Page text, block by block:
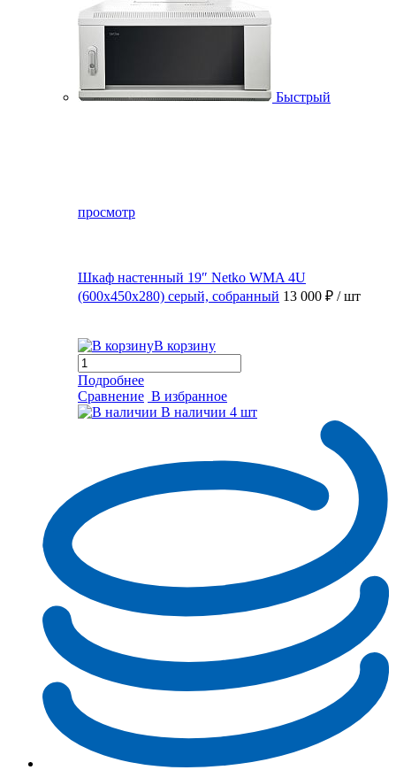
Быстрый
просмотр
Шкаф настенный 19″ Netko WMA 4U
(600x450x280) серый, собранный 13 000 ₽ / шт
В корзину
Подробнее
Сравнение В избранное
В наличии 4 шт